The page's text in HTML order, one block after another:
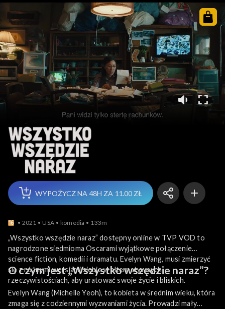
Wszystko wszędzie
WYPOŻYCZ NA 48H ZA 11.00 ZŁ
2021 USA komedia 133m
„Wszystko wszędzie naraz” dostępny online w TVP VOD to
nagrodzone siedmioma Oscarami wyjątkowe połączenie
science fiction, komedii i dramatu. Evelyn Wang, musi zmierzyć
się z różnymi wersjami siebie w alternatywnych
rzeczywistościach, aby uratować swoje życie i bliskich.
O czym jest „Wszystko wszędzie naraz”?
Evelyn Wang (Michelle Yeoh), to kobieta w średnim wieku, która
zmaga się z codziennymi wyzwaniami życia. Prowadzi mały